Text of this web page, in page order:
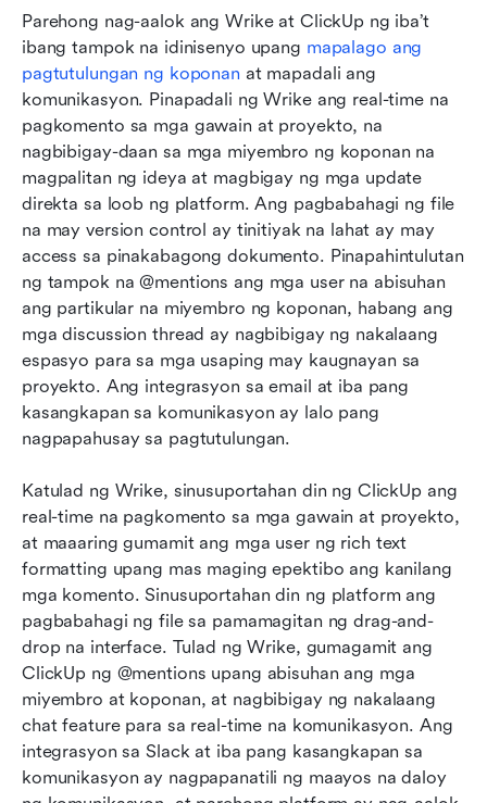
Parehong nag-aalok ang Wrike at ClickUp ng iba’t
ibang tampok na idinisenyo upang mapalago ang
pagtutulungan ng koponan at mapadali ang
komunikasyon. Pinapadali ng Wrike ang real-time na
pagkomento sa mga gawain at proyekto, na
nagbibigay-daan sa mga miyembro ng koponan na
magpalitan ng ideya at magbigay ng mga update
direkta sa loob ng platform. Ang pagbabahagi ng file
na may version control ay tinitiyak na lahat ay may
access sa pinakabagong dokumento. Pinapahintulutan
ng tampok na @mentions ang mga user na abisuhan
ang partikular na miyembro ng koponan, habang ang
mga discussion thread ay nagbibigay ng nakalaang
espasyo para sa mga usaping may kaugnayan sa
proyekto. Ang integrasyon sa email at iba pang
kasangkapan sa komunikasyon ay lalo pang
nagpapahusay sa pagtutulungan.
Katulad ng Wrike, sinusuportahan din ng ClickUp ang
real-time na pagkomento sa mga gawain at proyekto,
at maaaring gumamit ang mga user ng rich text
formatting upang mas maging epektibo ang kanilang
mga komento. Sinusuportahan din ng platform ang
pagbabahagi ng file sa pamamagitan ng drag-and-
drop na interface. Tulad ng Wrike, gumagamit ang
ClickUp ng @mentions upang abisuhan ang mga
miyembro at koponan, at nagbibigay ng nakalaang
chat feature para sa real-time na komunikasyon. Ang
integrasyon sa Slack at iba pang kasangkapan sa
komunikasyon ay nagpapanatili ng maayos na daloy